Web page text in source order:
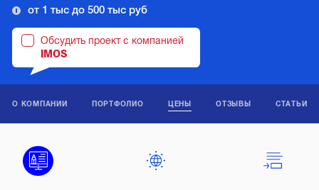
от 1 тыс до 500 тыс руб
Обсудить проект с компанией
IMOS
О КОМПАНИИ ПОРТФОЛИО ЦЕНЫ ОТЗЫВЫ СТАТЬИ